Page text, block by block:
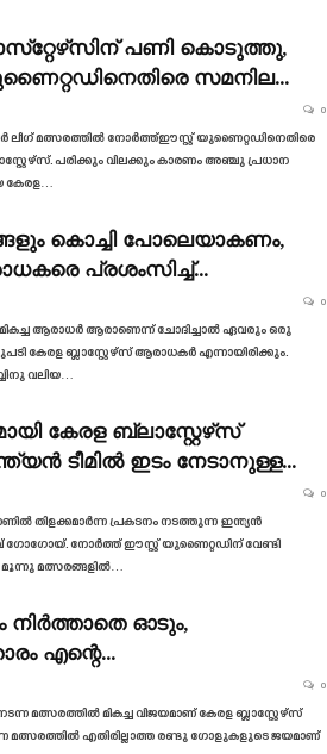
പണി കൊടുത്തു,
സമനില…
0
ലീഗ് മത്സരത്തിൽ നോർത്ത്ഈസ്റ്റ് യുണൈറ്റഡിനെതിരെ
പരിക്കും വിലക്കും കാരണം അഞ്ചു പ്രധാന
കേരള…
കൊച്ചി പോലെയാകണം,
പ്രശംസിച്ച്…
0
മികച്ച ആരാധർ ആരാണെന്ന് ചോദിച്ചാൽ ഏവരും ഒരു
കേരള ബ്ലാസ്റ്റേഴ്‌സ് ആരാധകർ എന്നായിരിക്കും.
വലിയ…
കേരള ബ്ലാസ്റ്റേഴ്‌സ്
ടീമിൽ ഇടം നേടാനുള്ള…
0
തിളക്കമാർന്ന പ്രകടനം നടത്തുന്ന ഇന്ത്യൻ
ഗോഗോയ്. നോർത്ത് ഈസ്റ്റ് യുണൈറ്റഡിന് വേണ്ടി
മത്സരങ്ങളിൽ…
നിർത്താതെ ഓടും,
എന്റെ…
0
മത്സരത്തിൽ മികച്ച വിജയമാണ് കേരള ബ്ലാസ്റ്റേഴ്‌സ്
മത്സരത്തിൽ എതിരില്ലാത്ത രണ്ടു ഗോളുകളുടെ ജയമാണ്